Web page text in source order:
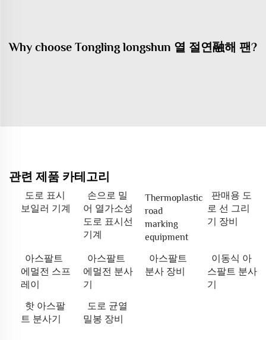
Why choose Tongling longshun 열 절연融해 팬?
관련 제품 카테고리
도로 표시
보일러 기계
손으로 밀
어 열가소성
도로 표시선
기계
Thermoplastic
road
marking
equipment
판매용 도
로 선 그리
기 장비
아스팔트
에멀전 스프
레이
아스팔트
에멀전 분사
기
아스팔트
분사 장비
이동식 아
스팔트 분사
기
핫 아스팔
트 분사기
도로 균열
밀봉 장비